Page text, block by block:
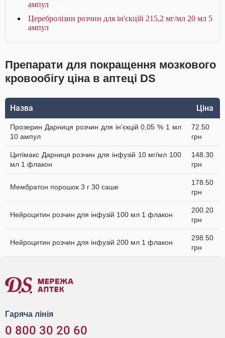
ампул
Церебролізин розчин для ін'єкцій 215,2 мг/мл 20 мл 5
ампул
Препарати для покращення мозкового
кровообігу ціна в аптеці DS
Назва Ціна
Прозерин Дарниця розчин для ін'єкцій 0,05 % 1 мл
10 ампул
72.50
грн
Цитімакс Дарниця розчин для інфузій 10 мг/мл 100
мл 1 флакон
148.30
грн
Мембратон порошок 3 г 30 саше
178.50
грн
Нейроцитин розчин для інфузій 100 мл 1 флакон
200.20
грн
Нейроцитин розчин для інфузій 200 мл 1 флакон
298.50
грн
Гаряча лінія
0 800 30 20 60